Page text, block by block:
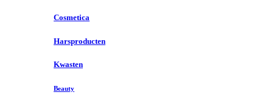
Cosmetica
Harsproducten
Kwasten
Beauty